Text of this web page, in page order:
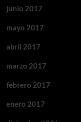
junio 2017
mayo 2017
abril 2017
marzo 2017
febrero 2017
enero 2017